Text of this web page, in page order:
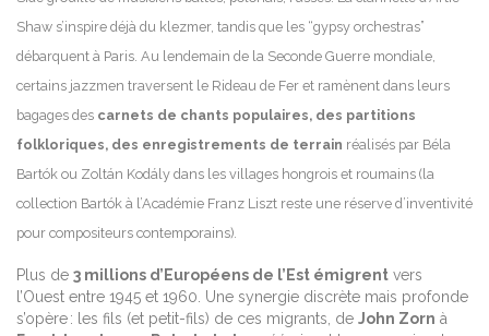
Shaw s’inspire déjà du klezmer, tandis que les “gypsy orchestras”
débarquent à Paris. Au lendemain de la Seconde Guerre mondiale,
certains jazzmen traversent le Rideau de Fer et ramènent dans leurs
bagages des carnets de chants populaires, des partitions
folkloriques, des enregistrements de terrain réalisés par Béla
Bartók ou Zoltán Kodály dans les villages hongrois et roumains (la
collection Bartók à l’Académie Franz Liszt reste une réserve d’inventivité
pour compositeurs contemporains).
Plus de 3 millions d’Européens de l’Est émigrent vers
l’Ouest entre 1945 et 1960. Une synergie discrète mais profonde
s’opère : les fils (et petit-fils) de ces migrants, de John Zorn à